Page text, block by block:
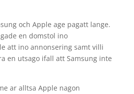
och Apple age pagatt lange.
en domstol ino
att ino annonsering samt villi
en utsago ifall att Samsung inte
ar alltsa Apple nagon